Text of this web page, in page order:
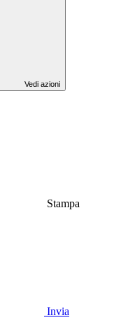
Vedi azioni
Stampa
Invia